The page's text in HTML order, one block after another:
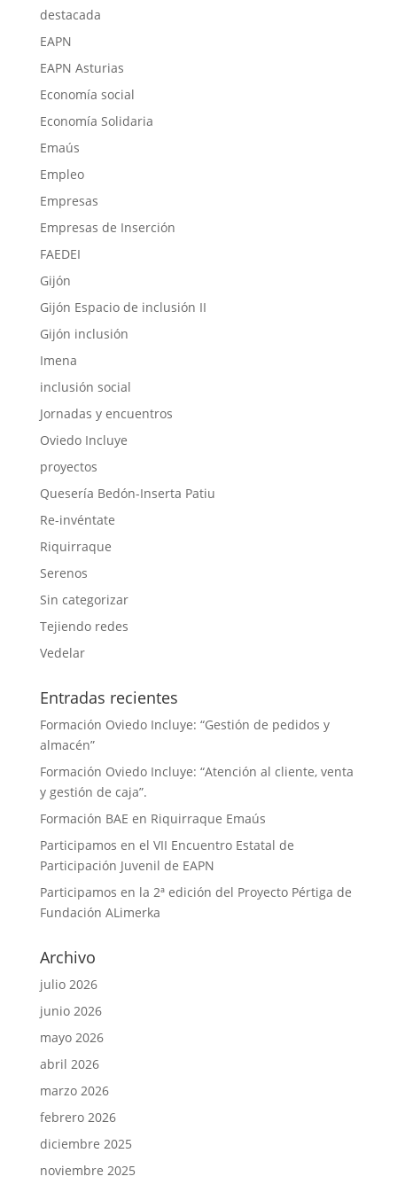
destacada
EAPN
EAPN Asturias
Economía social
Economía Solidaria
Emaús
Empleo
Empresas
Empresas de Inserción
FAEDEI
Gijón
Gijón Espacio de inclusión II
Gijón inclusión
Imena
inclusión social
Jornadas y encuentros
Oviedo Incluye
proyectos
Quesería Bedón-Inserta Patiu
Re-invéntate
Riquirraque
Serenos
Sin categorizar
Tejiendo redes
Vedelar
Entradas recientes
Formación Oviedo Incluye: “Gestión de pedidos y
almacén”
Formación Oviedo Incluye: “Atención al cliente, venta
y gestión de caja”.
Formación BAE en Riquirraque Emaús
Participamos en el VII Encuentro Estatal de
Participación Juvenil de EAPN
Participamos en la 2ª edición del Proyecto Pértiga de
Fundación ALimerka
Archivo
julio 2026
junio 2026
mayo 2026
abril 2026
marzo 2026
febrero 2026
diciembre 2025
noviembre 2025